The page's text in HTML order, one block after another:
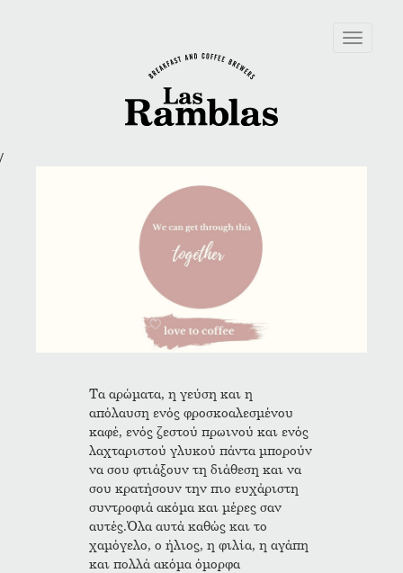
Toggle
/
Τα αρώματα, η γεύση και η
απόλαυση ενός φροσκοαλεσμένου
καφέ, ενός ζεστού πρωινού και ενός
λαχταριστού γλυκού πάντα μπορούν
να σου φτιάξουν τη διάθεση και να
σου κρατήσουν την πιο ευχάριστη
συντροφιά ακόμα και μέρες σαν
αυτές.Όλα αυτά καθώς και το
χαμόγελο, ο ήλιος, η φιλία, η αγάπη
και πολλά ακόμα όμορφα